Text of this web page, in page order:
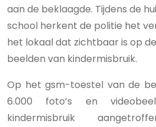
aan de beklaagde. Tijdens de
school herkent de politie het
het lokaal dat zichtbaar is op
beelden van kindermisbruik.
Op het gsm-toestel van de
6.000 foto’s en
kindermisbruik